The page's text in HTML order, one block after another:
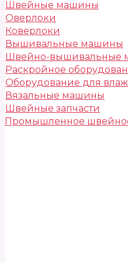
Швейные машины
Оверлоки
Коверлоки
Вышивальные машины
Швейно-вышивальные
Раскройное
Оборудование для
Вязальные машины
Швейные запчасти
Промышленное